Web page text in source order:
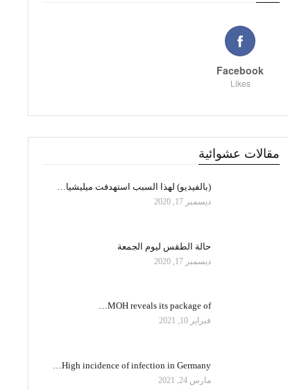
Facebook
Likes
مقالات عشوائية
(بالفيديو) لهذا السبب استهدفت ميليشيا…
ديسمبر 17, 2020
حالة الطقس ليوم الجمعة
ديسمبر 17, 2020
MOH reveals its package of…
فبراير 10, 2021
High incidence of infection in Germany…
مارس 24, 2021